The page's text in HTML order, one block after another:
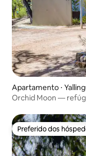
Apartamento ⋅
Orchid Moon —
Preferido dos
Preferido dos